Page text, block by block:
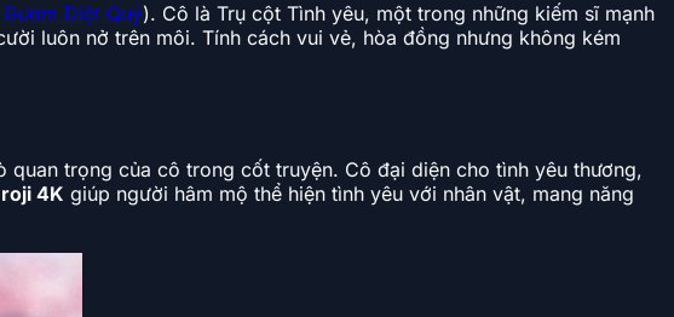
Diệt Quỷ). Cô là Trụ cột Tình yêu, một trong những kiếm sĩ mạnh
luôn nở trên môi. Tính cách vui vẻ, hòa đồng nhưng không kém
trọng của cô trong cốt truyện. Cô đại diện cho tình yêu thương,
4K giúp người hâm mộ thể hiện tình yêu với nhân vật, mang năng